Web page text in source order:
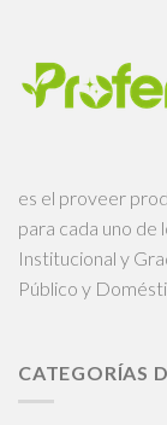
es el proveer
para cada uno de
Institucional y
Público y
CATEGORÍAS